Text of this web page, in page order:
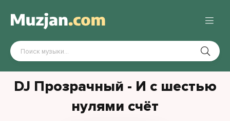
DJ Прозрачный - И с шестью
нулями счёт